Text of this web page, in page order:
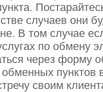
случаев они
В том случае
по обмену
через форму
пунктов
своим